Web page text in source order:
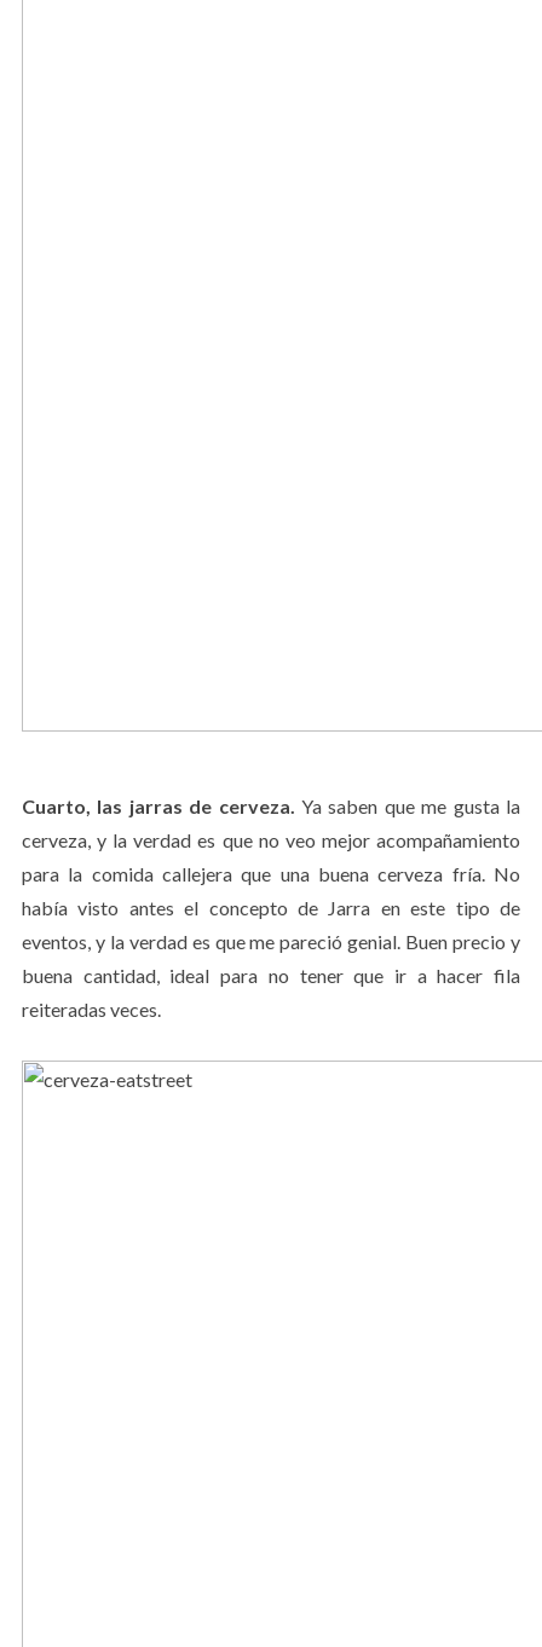
Cuarto, las jarras de cerveza. Ya saben que me gusta la
cerveza, y la verdad es que no veo mejor acompañamiento
para la comida callejera que una buena cerveza fría. No
había visto antes el concepto de Jarra en este tipo de
eventos, y la verdad es que me pareció genial. Buen precio y
buena cantidad, ideal para no tener que ir a hacer fila
reiteradas veces.